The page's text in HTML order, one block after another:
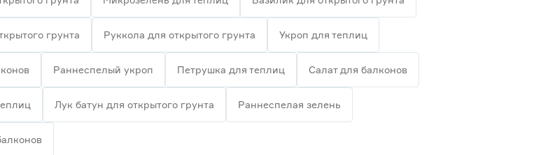
грунта Руккола для открытого грунта Укроп для теплиц
Раннеспелый укроп Петрушка для теплиц Салат для балконов
Лук батун для открытого грунта Раннеспелая зелень